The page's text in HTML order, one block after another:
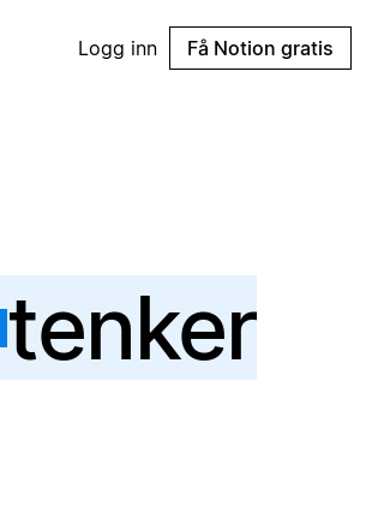
Logg inn Få Notion gratis
tenker